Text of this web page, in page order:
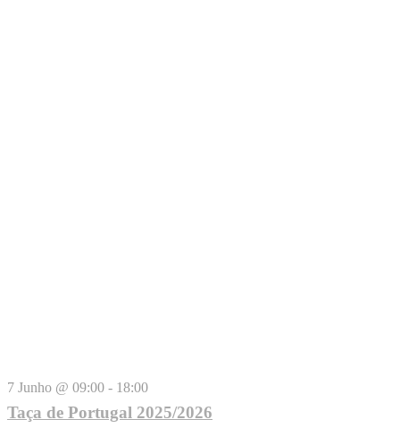
7 Junho @ 09:00 - 18:00
Taça de Portugal 2025/2026